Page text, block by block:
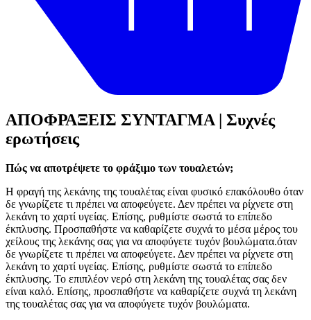
ΑΠΟΦΡΑΞΕΙΣ ΣΥΝΤΑΓΜΑ | Συχνές
ερωτήσεις
Πώς να αποτρέψετε το φράξιμο των τουαλετών;
Η φραγή της λεκάνης της τουαλέτας είναι φυσικό επακόλουθο όταν
δε γνωρίζετε τι πρέπει να αποφεύγετε. Δεν πρέπει να ρίχνετε στη
λεκάνη το χαρτί υγείας. Επίσης, ρυθμίστε σωστά το επίπεδο
έκπλυσης. Προσπαθήστε να καθαρίζετε συχνά το μέσα μέρος του
χείλους της λεκάνης σας για να αποφύγετε τυχόν βουλώματα.όταν
δε γνωρίζετε τι πρέπει να αποφεύγετε. Δεν πρέπει να ρίχνετε στη
λεκάνη το χαρτί υγείας. Επίσης, ρυθμίστε σωστά το επίπεδο
έκπλυσης. Το επιπλέον νερό στη λεκάνη της τουαλέτας σας δεν
είναι καλό. Επίσης, προσπαθήστε να καθαρίζετε συχνά τη λεκάνη
της τουαλέτας σας για να αποφύγετε τυχόν βουλώματα.